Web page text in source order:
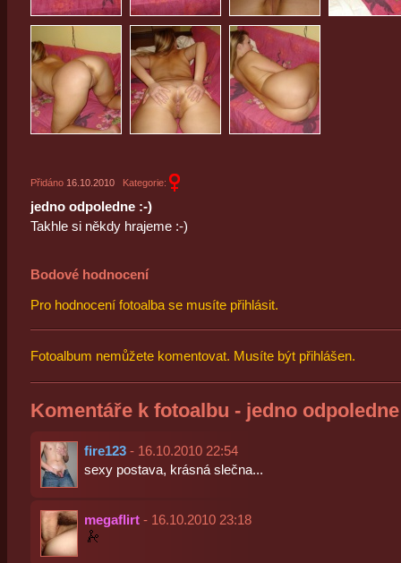
Přidáno 16.10.2010 Kategorie:
jedno odpoledne :-)
Takhle si někdy hrajeme :-)
Bodové hodnocení
Pro hodnocení fotoalba se musíte přihlásit.
Fotoalbum nemůžete komentovat. Musíte být přihlášen.
Komentáře k fotoalbu - jedno
fire123- 16.10.2010 22:54
sexy postava, krásná slečna...
megaflirt- 16.10.2010 23:18